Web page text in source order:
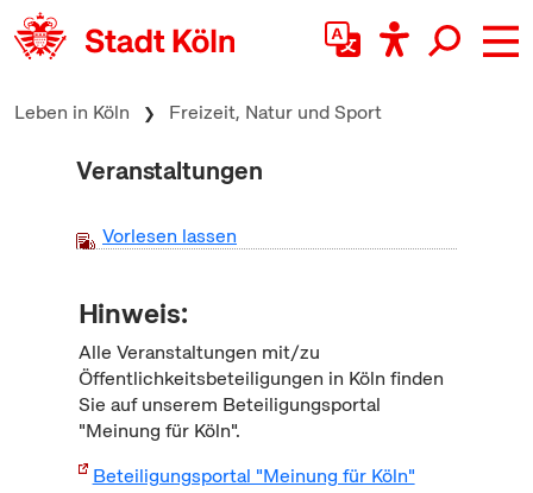
zum Inhalt springen
Leben in Köln Freizeit, Natur und Sport
Veranstaltungen
Vorlesen lassen
Hinweis:
Alle Veranstaltungen mit/zu
Öffentlichkeitsbeteiligungen in Köln finden
Sie auf unserem Beteiligungsportal
"Meinung für Köln".
Beteiligungsportal "Meinung für Köln"